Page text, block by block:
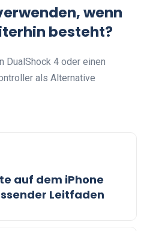
wenn
besteht?
DualShock 4 oder einen
als Alternative
auf dem iPhone
Leitfaden